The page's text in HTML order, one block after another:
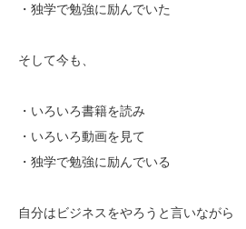
・独学で勉強に励んでいた
そして今も、
・いろいろ書籍を読み
・いろいろ動画を見て
・独学で勉強に励んでいる
自分はビジネスをやろうと言いながら